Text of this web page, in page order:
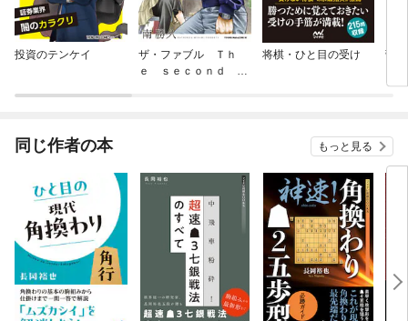
投資のテンケイ
ザ・ファブル Ｔｈ
ｅ ｓｅｃｏｎｄ ｃ
将棋・ひと目の受け
菅
同じ作者の本 もっと見る